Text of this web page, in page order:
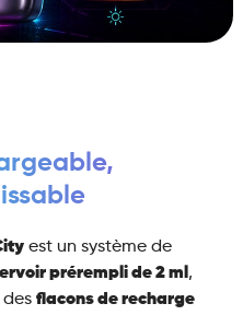
est un système de
prérempli de 2 ml ,
flacons de recharge